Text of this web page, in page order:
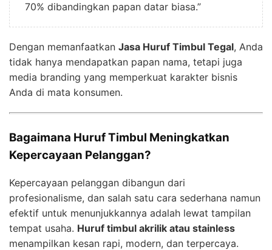
70% dibandingkan papan datar biasa.”
Dengan memanfaatkan Jasa Huruf Timbul Tegal, Anda
tidak hanya mendapatkan papan nama, tetapi juga
media branding yang memperkuat karakter bisnis
Anda di mata konsumen.
Bagaimana Huruf Timbul Meningkatkan
Kepercayaan Pelanggan?
Kepercayaan pelanggan dibangun dari
profesionalisme, dan salah satu cara sederhana namun
efektif untuk menunjukkannya adalah lewat tampilan
tempat usaha. Huruf timbul akrilik atau stainless
menampilkan kesan rapi, modern, dan terpercaya.